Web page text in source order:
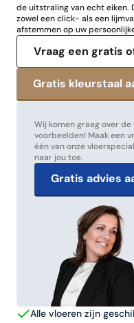
de uitstraling van echt eiken.
zowel een click- als een
afstemmen op uw
Vraag een gratis
Wij komen graag over
voorbeelden! Maak een
één van onze
naar jou toe.
Gratis advies
Alle vloeren zijn